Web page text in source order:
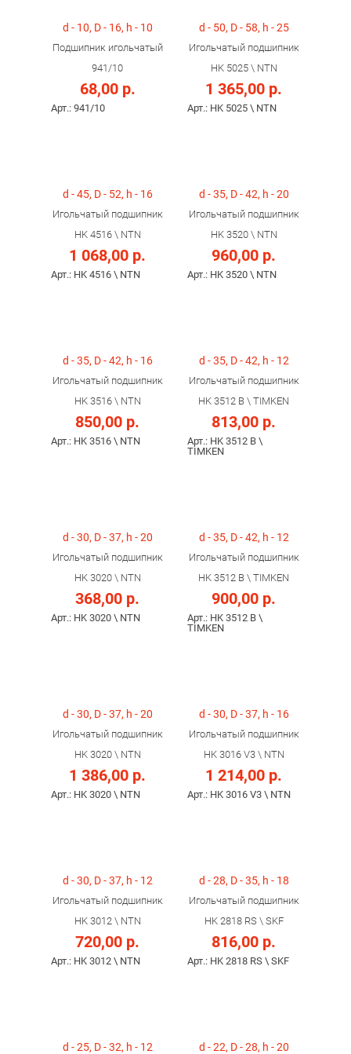
d - 10, D - 16, h - 10
Подшипник игольчатый
941/10
68,00 р.
Арт.: 941/10
d - 50, D - 58, h - 25
Игольчатый подшипник
HK 5025 \ NTN
1 365,00 р.
Арт.: HK 5025 \ NTN
d - 45, D - 52, h - 16
Игольчатый подшипник
HK 4516 \ NTN
1 068,00 р.
Арт.: HK 4516 \ NTN
d - 35, D - 42, h - 20
Игольчатый подшипник
HK 3520 \ NTN
960,00 р.
Арт.: HK 3520 \ NTN
d - 35, D - 42, h - 16
Игольчатый подшипник
HK 3516 \ NTN
850,00 р.
Арт.: HK 3516 \ NTN
d - 35, D - 42, h - 12
Игольчатый подшипник
HK 3512 B \ TIMKEN
813,00 р.
Арт.: HK 3512 B \
TIMKEN
d - 30, D - 37, h - 20
Игольчатый подшипник
HK 3020 \ NTN
368,00 р.
Арт.: HK 3020 \ NTN
d - 35, D - 42, h - 12
Игольчатый подшипник
HK 3512 B \ TIMKEN
900,00 р.
Арт.: HK 3512 B \
TIMKEN
d - 30, D - 37, h - 20
Игольчатый подшипник
HK 3020 \ NTN
1 386,00 р.
Арт.: HK 3020 \ NTN
d - 30, D - 37, h - 16
Игольчатый подшипник
HK 3016 V3 \ NTN
1 214,00 р.
Арт.: HK 3016 V3 \ NTN
d - 30, D - 37, h - 12
Игольчатый подшипник
HK 3012 \ NTN
720,00 р.
Арт.: HK 3012 \ NTN
d - 28, D - 35, h - 18
Игольчатый подшипник
HK 2818 RS \ SKF
816,00 р.
Арт.: HK 2818 RS \ SKF
d - 25, D - 32, h - 12 d - 22, D - 28, h - 20